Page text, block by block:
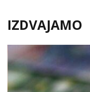
IZDVAJAMO